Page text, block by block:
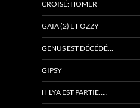
CROISÉ: HOMER
GAÏA (2) ET OZZY
GENUS EST DÉCÉDÉ…
GIPSY
H’LYA EST PARTIE…..